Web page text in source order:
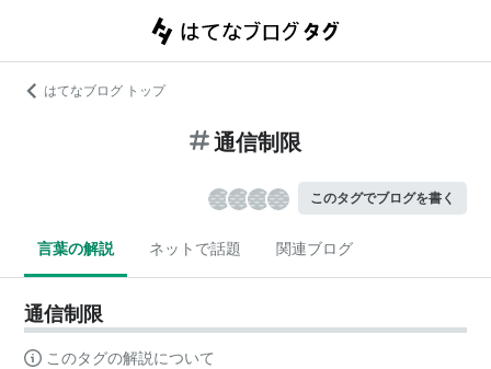
はてなブログ トップ
通信制限
このタグでブログを書く
言葉の解説 ネットで話題 関連ブログ
通信制限
このタグの解説について